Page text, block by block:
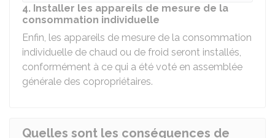
4. Installer les appareils de mesure de la
consommation individuelle
Enfin, les appareils de mesure de la consommation
individuelle de chaud ou de froid seront installés,
conformément à ce qui a été voté en assemblée
générale des copropriétaires.
Quelles sont les conséquences de